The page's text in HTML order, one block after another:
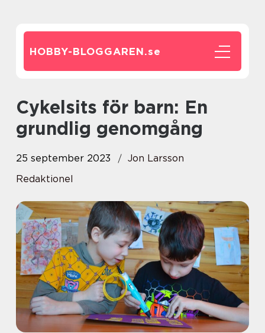
HOBBY-BLOGGAREN.se
Cykelsits för barn: En
grundlig genomgång
25 september 2023
Jon Larsson
Redaktionel